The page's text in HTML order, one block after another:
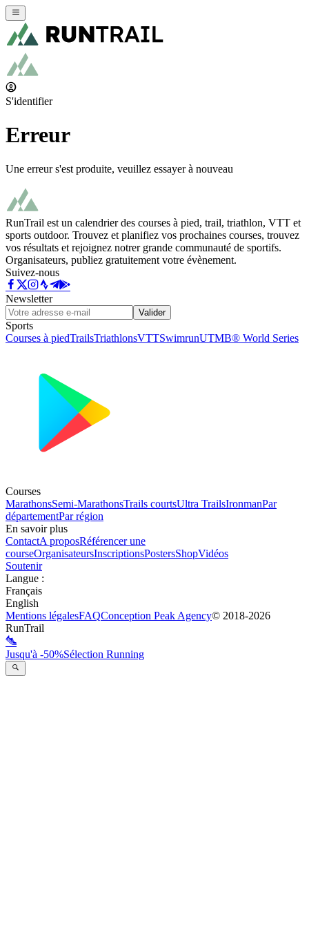
S'identifier
Erreur
Une erreur s'est produite, veuillez essayer à nouveau
RunTrail est un calendrier des courses à pied, trail, triathlon, VTT et
sports outdoor. Trouvez et planifiez vos prochaines courses, trouvez
vos résultats et rejoignez notrer grande communauté de sportifs.
Organisateurs, publiez gratuitement votre évènement.
Suivez-nous
Newsletter
Valider
Sports
Courses à piedTrailsTriathlonsVTTSwimrunUTMB® World Series
Courses
MarathonsSemi-MarathonsTrails courtsUltra TrailsIronmanPar
départementPar région
En savoir plus
ContactA proposRéférencer une
courseOrganisateursInscriptionsPostersShopVidéos
Soutenir
Langue :
Français
English
Mentions légalesFAQConception Peak Agency© 2018-2026
RunTrail
Jusqu'à -50%Sélection Running